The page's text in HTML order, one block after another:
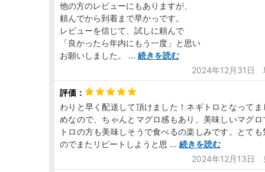
他の方のレビューにもありますが、
頼んでから到着まで早かっです。
レビューを信じて、試しに頼んで
「良かったら年内にもう一度」と思い
お願いしました。
... 続きを読む
2024年12月31日
わりと早く配送して頂けました！ネギトロとなってま
めなので、ちゃんとマグロ感もあり、美味しいマグロ
トロの方も美味しそうで食べるの楽しみです。とて
のでまたリピートしようと思 ... 続きを読む
2024年12月13日